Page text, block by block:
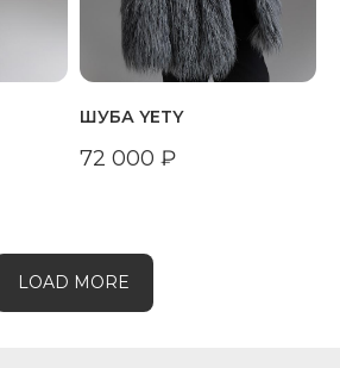
ШУБА YETY
72 000 ₽
LOAD MORE